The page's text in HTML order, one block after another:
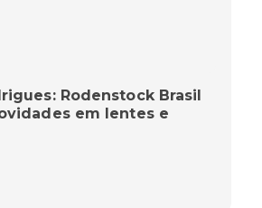
Rodenstock Brasil
em lentes e